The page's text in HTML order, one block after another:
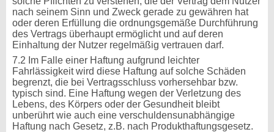
nach seinem Sinn und Zweck gerade zu gewähren hat
oder deren Erfüllung die ordnungsgemäße Durchführung
des Vertrags überhaupt ermöglicht und auf deren
Einhaltung der Nutzer regelmäßig vertrauen darf.
7.2 Im Falle einer Haftung aufgrund leichter
Fahrlässigkeit wird diese Haftung auf solche Schäden
begrenzt, die bei Vertragsschluss vorhersehbar bzw.
typisch sind. Eine Haftung wegen der Verletzung des
Lebens, des Körpers oder der Gesundheit bleibt
unberührt wie auch eine verschuldensunabhängige
Haftung nach Gesetz, z.B. nach Produkthaftungsgesetz.